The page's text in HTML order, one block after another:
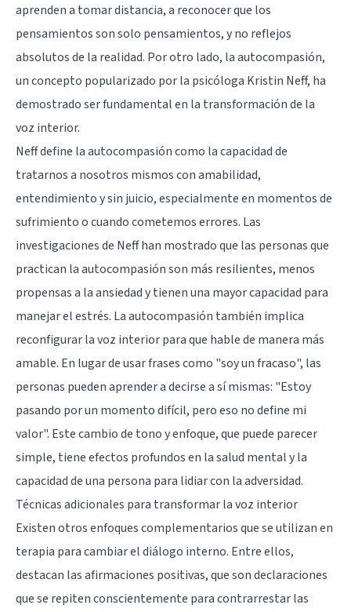
aprenden a tomar distancia, a reconocer que los
pensamientos son solo pensamientos, y no reflejos
absolutos de la realidad. Por otro lado, la autocompasión,
un concepto popularizado por la psicóloga Kristin Neff, ha
demostrado ser fundamental en la transformación de la
voz interior.
Neff define la autocompasión como la capacidad de
tratarnos a nosotros mismos con amabilidad,
entendimiento y sin juicio, especialmente en momentos de
sufrimiento o cuando cometemos errores. Las
investigaciones de Neff han mostrado que las personas que
practican la autocompasión son más resilientes, menos
propensas a la ansiedad y tienen una mayor capacidad para
manejar el estrés. La autocompasión también implica
reconfigurar la voz interior para que hable de manera más
amable. En lugar de usar frases como "soy un fracaso", las
personas pueden aprender a decirse a sí mismas: "Estoy
pasando por un momento difícil, pero eso no define mi
valor". Este cambio de tono y enfoque, que puede parecer
simple, tiene efectos profundos en la salud mental y la
capacidad de una persona para lidiar con la adversidad.
Técnicas adicionales para transformar la voz interior
Existen otros enfoques complementarios que se utilizan en
terapia para cambiar el diálogo interno. Entre ellos,
destacan las afirmaciones positivas, que son declaraciones
que se repiten conscientemente para contrarrestar las